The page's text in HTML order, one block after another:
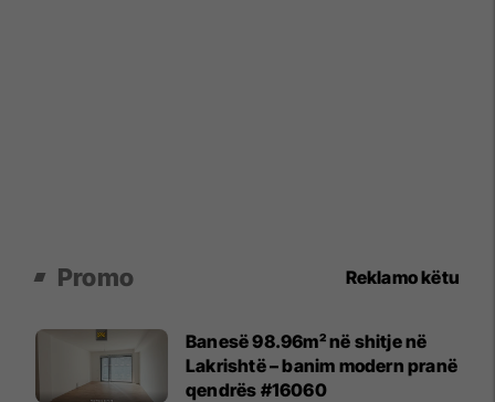
Promo Reklamo këtu
Banesë 98.96m² në shitje në
Lakrishtë – banim modern pranë
qendrës #16060